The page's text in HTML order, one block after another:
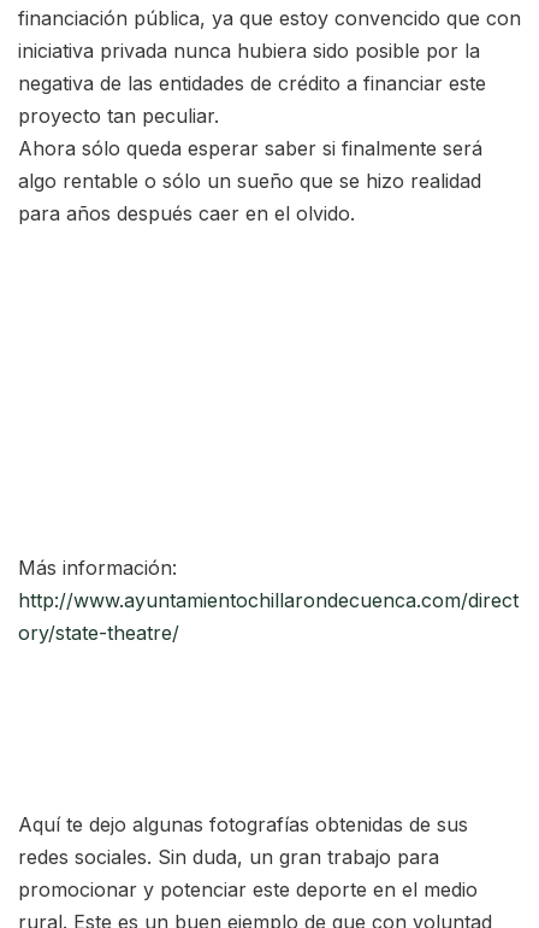
financiación pública, ya que estoy convencido que con
iniciativa privada nunca hubiera sido posible por la
negativa de las entidades de crédito a financiar este
proyecto tan peculiar.
Ahora sólo queda esperar saber si finalmente será
algo rentable o sólo un sueño que se hizo realidad
para años después caer en el olvido.
Más información:
http://www.ayuntamientochillarondecuenca.com/direct
ory/state-theatre/
Aquí te dejo algunas fotografías obtenidas de sus
redes sociales. Sin duda, un gran trabajo para
promocionar y potenciar este deporte en el medio
rural. Este es un buen ejemplo de que con voluntad